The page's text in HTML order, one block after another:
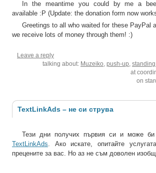
In the meantime you could by me a
available :P (Update: the donation form now
Greetings to all who waited for these PayPal
we receive lots of money through them! :)
Leave a reply
talking about: Muzeiko push-up
at
on
TextLinkAds – не си струва
Тези дни получих първия си и може би
TextLinkAds. Ако искате, опитайте
прецените за вас. Но аз не съм доволен